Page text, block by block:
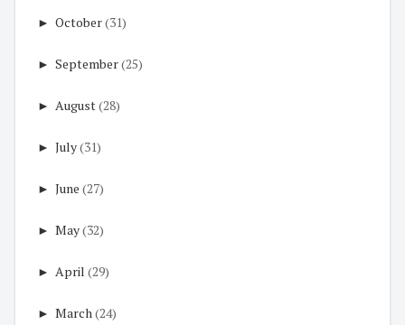
► October(31)
► September(25)
► August(28)
► July(31)
► June (27)
► May(32)
► April (29)
► March(24)